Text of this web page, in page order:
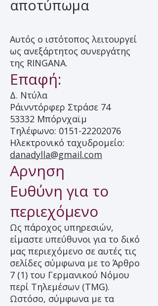
αποτύπωμα
Αυτός ο ιστότοπος λειτουργεί
ως ανεξάρτητος συνεργάτης
της RINGANA.
Επαφή:
Δ. Ντύλα
Ράινντόρφερ Στράσε 74
53332 Μπόρνχαϊμ
Τηλέφωνο: 0151-22202076
Ηλεκτρονικό ταχυδρομείο:
danadylla@gmail.com
Αρνηση
Ευθύνη για το
περιεχόμενο
Ως πάροχος υπηρεσιών,
είμαστε υπεύθυνοι για το δικό
μας περιεχόμενο σε αυτές τις
σελίδες σύμφωνα με το Άρθρο
7 (1) του Γερμανικού Νόμου
περί Τηλεμέσων (TMG).
Ωστόσο, σύμφωνα με τα